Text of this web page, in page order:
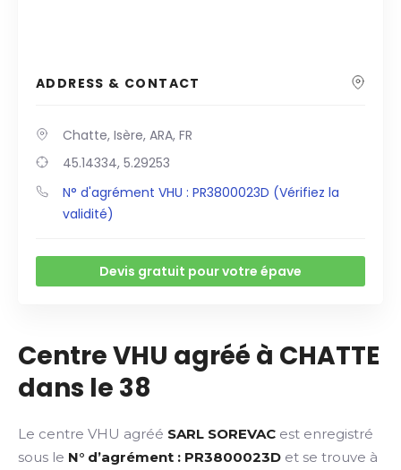
ADDRESS & CONTACT
Chatte, Isère, ARA, FR
45.14334, 5.29253
N° d'agrément VHU : PR3800023D (Vérifiez la
validité)
Devis gratuit pour votre épave
Centre VHU agréé à CHATTE
dans le 38
Le centre VHU agréé SARL SOREVAC est enregistré
sous le N° d’agrément : PR3800023D et se trouve à